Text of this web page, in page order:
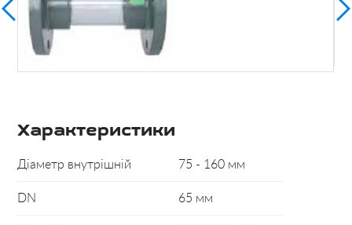
Характеристики
Діаметр внутрішній 75 - 160 мм
DN 65 мм